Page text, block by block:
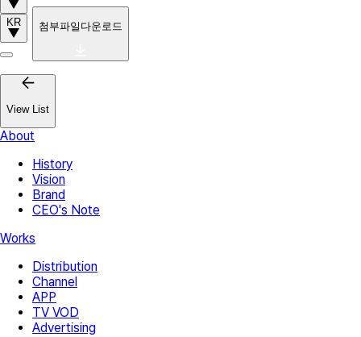
KR 첨부파일다운로드
View List
About
History
Vision
Brand
CEO's Note
Works
Distribution
Channel
APP
TV VOD
Advertising